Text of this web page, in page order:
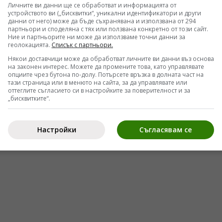
за есета и какво ли не още (с участието на
институции да развиват дейност в
Личните ви данни ще се обработват и информацията от
устройството ви („бисквитки“, уникални идентификатори и други
данни от него) може да бъде съхранявана и използвана от 294
партньори и споделяна с тях или ползвана конкретно от този сайт.
Ние и партньорите ни може да използваме точни данни за
геолокацията. Списък с партньори.
Някои доставчици може да обработват личните ви данни въз основа
на законен интерес. Можете да промените това, като управлявате
опциите чрез бутона по-долу. Потърсете връзка в долната част на
тази страница или в менюто на сайта, за да управлявате или
оттеглите съгласието си в настройките за поверителност и за
„бисквитките“.
Съгласявам се
Настройки